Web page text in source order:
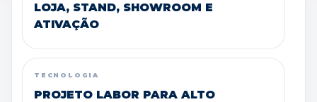
LOJA, STAND, SHOWROOM E
ATIVAÇÃO
TECNOLOGIA
PROJETO LABOR PARA ALTO